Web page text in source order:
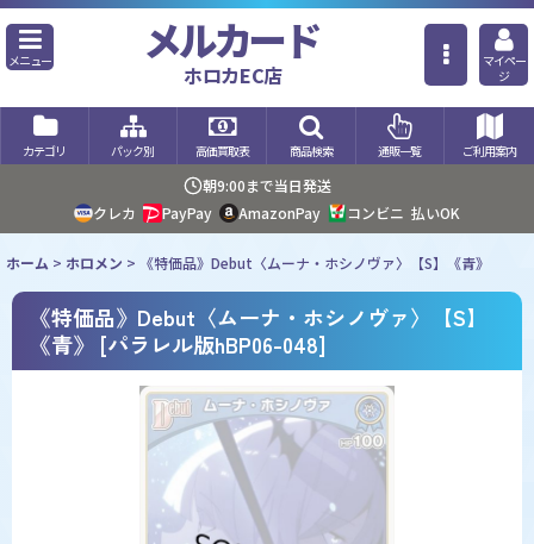
メニュー メルカード
ホロカEC店
マイペー
ジ
カテゴリ パック別 高価買取表 商品検索 通販一覧 ご利用案内
朝9:00まで当日発送
クレカ
PayPay AmazonPay コンビニ 払いOK
ホーム > ホロメン > 《特価品》Debut〈ムーナ・ホシノヴァ〉【S】《青》
《特価品》Debut〈ムーナ・ホシノヴァ〉【S】
《青》 [パラレル版hBP06-048]